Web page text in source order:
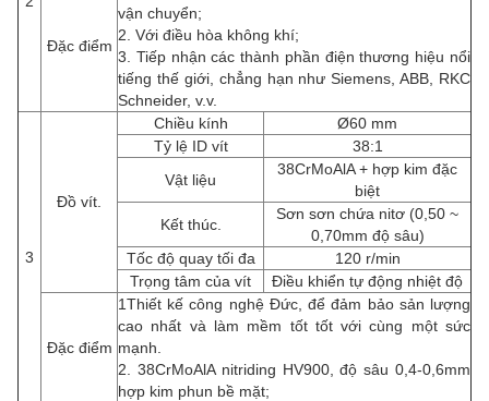
Đặc điểm
vận chuyển;
2. Với điều hòa không khí;
3. Tiếp nhận các thành phần điện thương hiệu nổi
tiếng thế giới, chẳng hạn như Siemens, ABB, RKC
Schneider, v.v.
3
Đồ vít.
Chiều kính
Ø60 mm
Tỷ lệ ID vít
38:1
Vật liệu
38CrMoAlA + hợp kim đặc
biệt
Kết thúc.
Sơn sơn chứa nitơ (0,50 ~
0,70mm độ sâu)
Tốc độ quay tối đa
120 r/min
Trọng tâm của vít
Điều khiển tự động nhiệt độ
Đặc điểm
1Thiết kế công nghệ Đức, để đảm bảo sản lượng
cao nhất và làm mềm tốt tốt với cùng một sức
mạnh.
2. 38CrMoAlA nitriding HV900, độ sâu 0,4-0,6mm
hợp kim phun bề mặt;